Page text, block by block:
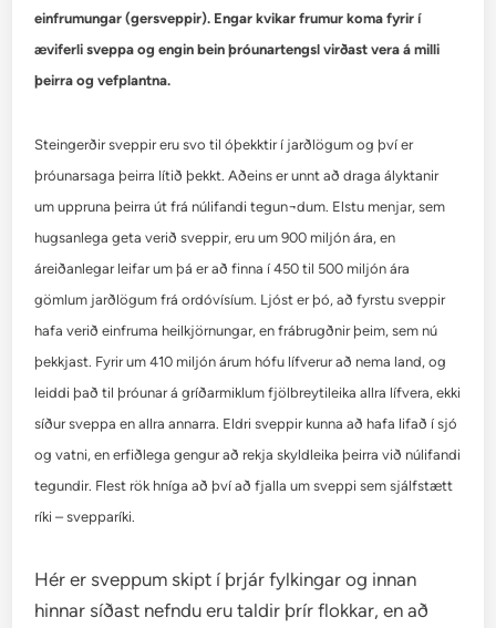
einfrumungar (gersveppir). Engar kvikar frumur koma fyrir í
æviferli sveppa og engin bein þróunartengsl virðast vera á milli
þeirra og vefplantna.
Steingerðir sveppir eru svo til óþekktir í jarðlögum og því er
þróunarsaga þeirra lítið þekkt. Aðeins er unnt að draga ályktanir
um uppruna þeirra út frá núlifandi tegun¬dum. Elstu menjar, sem
hugsanlega geta verið sveppir, eru um 900 miljón ára, en
áreiðanlegar leifar um þá er að finna í 450 til 500 miljón ára
gömlum jarðlögum frá ordóvísíum. Ljóst er þó, að fyrstu sveppir
hafa verið einfruma heilkjörnungar, en frábrugðnir þeim, sem nú
þekkjast. Fyrir um 410 miljón árum hófu lífverur að nema land, og
leiddi það til þróunar á gríðarmiklum fjölbreytileika allra lífvera, ekki
síður sveppa en allra annarra. Eldri sveppir kunna að hafa lifað í sjó
og vatni, en erfiðlega gengur að rekja skyldleika þeirra við núlifandi
tegundir. Flest rök hníga að því að fjalla um sveppi sem sjálfstætt
ríki – svepparíki.
Hér er sveppum skipt í þrjár fylkingar og innan
hinnar síðast nefndu eru taldir þrír flokkar, en að